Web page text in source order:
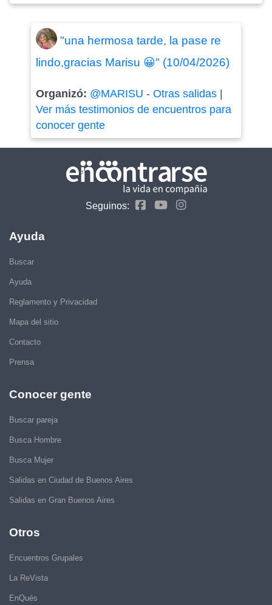
"una hermosa tarde, la pase re
lindo,gracias Marisu 😀" (10/04/2026)
Organizó: @MARISU - Otras salidas|
Ver más testimonios de encuentros para
conocer gente
Seguinos:
Ayuda
Buscar
Ayuda
Reglamento y Privacidad
Mapa del sitio
Contacto
Prensa
Conocer gente
Buscar pareja
Busca Hombre
Busca Mujer
Salidas en Ciudad de Buenos Aires
Salidas en Gran Buenos Aires
Otros
Encuentros Grupales
La ReVista
EnQués